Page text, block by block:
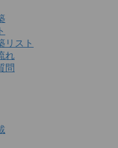
リスト
れ
問